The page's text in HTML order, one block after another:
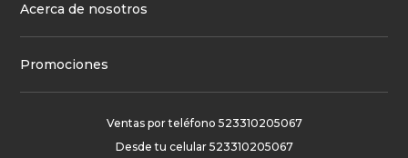
Acerca de nosotros
Promociones
Ventas por teléfono 523310205067
Desde tu celular 523310205067